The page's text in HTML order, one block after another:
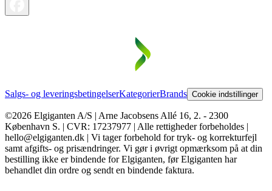
Salgs- og leveringsbetingelserKategorierBrands Cookie indstillinger
©2026 Elgiganten A/S | Arne Jacobsens Allé 16, 2. - 2300
København S. | CVR: 17237977 | Alle rettigheder forbeholdes |
hello@elgiganten.dk | Vi tager forbehold for tryk- og korrekturfejl
samt afgifts- og prisændringer. Vi gør i øvrigt opmærksom på at din
bestilling ikke er bindende for Elgiganten, før Elgiganten har
behandlet din ordre og sendt en bindende faktura.